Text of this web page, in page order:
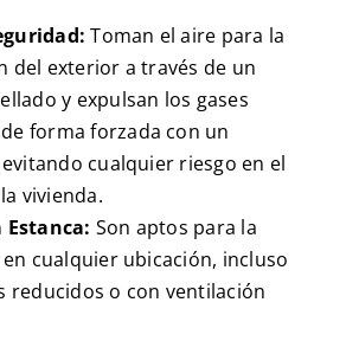
Toman el aire para la
del exterior a través de un
y expulsan los gases
forma forzada con un
cualquier riesgo en el
vivienda.
Estanca: Son aptos para la
cualquier ubicación, incluso
reducidos o con ventilación